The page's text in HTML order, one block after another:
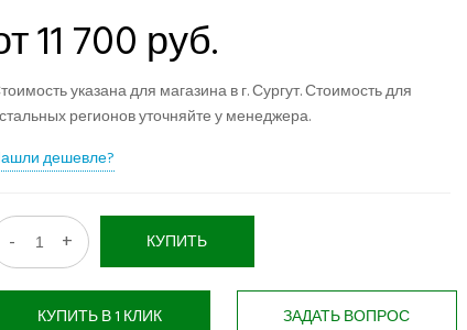
11 700 руб.
указана для магазина в г. Сургут. Стоимость для
регионов уточняйте у менеджера.
дешевле?
- + КУПИТЬ
КУПИТЬ В 1 КЛИК ЗАДАТЬ ВОПРОС